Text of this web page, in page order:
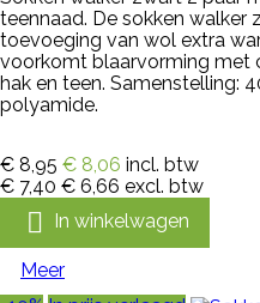
teennaad. De sokken walker
toevoeging van wol extra
voorkomt blaarvorming met
hak en teen. Samenstelling:
polyamide.
€ 8,95 € 8,06 incl. btw
€ 7,40 € 6,66 excl. btw
 In winkelwagen
Meer